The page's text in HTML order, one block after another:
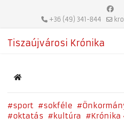
+36 (49) 341-844
Tiszaújvárosi Krónika
Home
sport sokféle
oktatás
kultúra Krónika